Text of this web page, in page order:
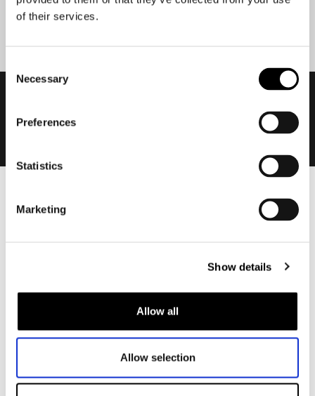
of their services.
Selection
Necessary
Preferences
Statistics
Marketing
Show details
Allow all
Allow selection